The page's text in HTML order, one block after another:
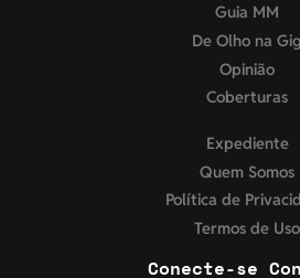
Guia MM
De Olho na Gig
Opinião
Coberturas
Expediente
Quem Somos
Política de
Termos de Uso
Conecte-se